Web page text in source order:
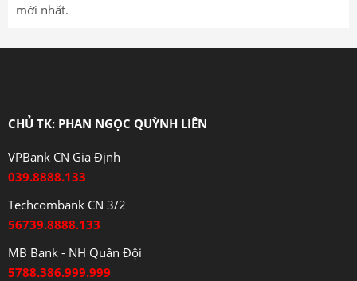
mới nhất.
CHỦ TK: PHAN NGỌC QUỲNH LIÊN
VPBank CN Gia Định
039.8888.133
Techcombank CN 3/2
56739.8888.133
MB Bank - NH Quân Đội
5788.386.999.999